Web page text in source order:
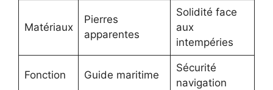
Matériaux
Pierres
apparentes
Solidité face
aux
intempéries
Fonction Guide maritime
Sécurité
navigation